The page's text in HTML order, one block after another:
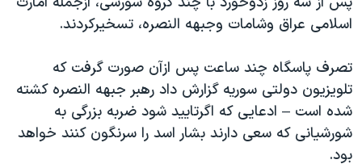
چهل سال گروگان‌گیری
قانون شفافیت دارائی کادر رهبری ایران
اعتراضات مردمی آبان ۹۸
اسرائیل در جنگ
نرگس محمدی برنده جایزه نوبل صلح
اسلامی عراق وشامات وجبهه النصره، تسخیرکردند.
تصرف پاسگاه چند ساعت پس ازآن صورت گرفت که
تلویزیون دولتی سوریه گزارش داد رهبر جبهه النصره کشته
شده است – ادعایی که اگرتایید شود ضربه بزرگی به
شورشیانی که سعی دارند بشار اسد را سرنگون کنند خواهد
بود.